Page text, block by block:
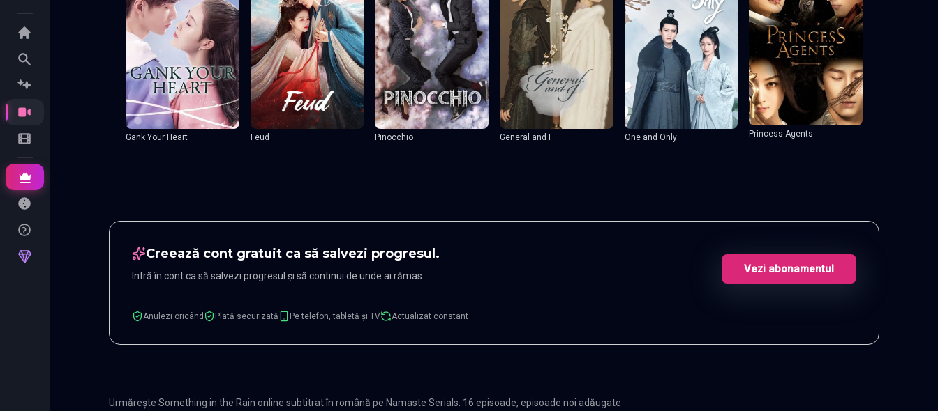
Gank Your Heart Feud Pinocchio General and I One and Only Princess Agents
Creează cont gratuit ca să salvezi progresul.
Intră în cont ca să salvezi progresul și să continui de unde ai rămas.
Vezi abonamentul
Anulezi oricând Plată securizată Pe telefon, tabletă și TV Actualizat constant
Urmărește Something in the Rain online subtitrat în română pe Namaste Serials: 16 episoade, episoade noi adăugate